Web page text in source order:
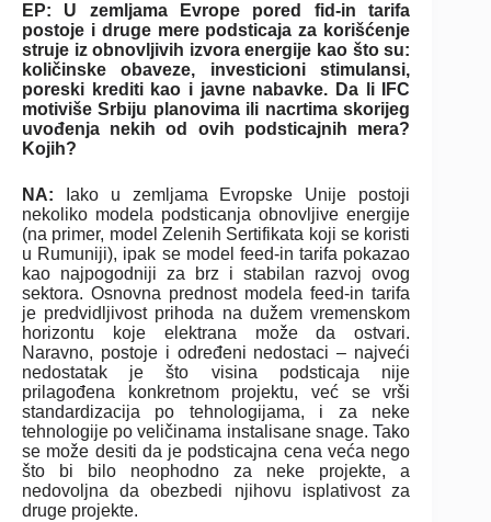
EP: U zemljama Evrope pored fid-in tarifa
postoje i druge mere podsticaja za korišćenje
struje iz obnovljivih izvora energije kao što su:
količinske obaveze, investicioni stimulansi,
poreski krediti kao i javne nabavke. Da li IFC
motiviše Srbiju planovima ili nacrtima skorijeg
uvođenja nekih od ovih podsticajnih mera?
Kojih?
NA:
Iako u zemljama Evropske Unije postoji
nekoliko modela podsticanja obnovljive energije
(na primer, model Zelenih Sertifikata koji se koristi
u Rumuniji), ipak se model feed-in tarifa pokazao
kao najpogodniji za brz i stabilan razvoj ovog
sektora. Osnovna prednost modela feed-in tarifa
je predvidljivost prihoda na dužem vremenskom
horizontu koje elektrana može da ostvari.
Naravno, postoje i određeni nedostaci – najveći
nedostatak je što visina podsticaja nije
prilagođena konkretnom projektu, već se vrši
standardizacija po tehnologijama, i za neke
tehnologije po veličinama instalisane snage. Tako
se može desiti da je podsticajna cena veća nego
što bi bilo neophodno za neke projekte, a
nedovoljna da obezbedi njihovu isplativost za
druge projekte.